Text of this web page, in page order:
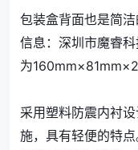
包装盒背面也是简
信息：深圳市魔睿
为
采用塑料防震内衬
施，具有轻便的特